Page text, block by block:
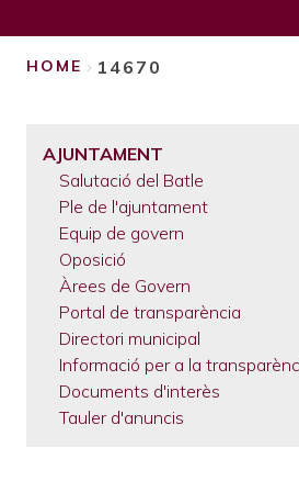
HOME 14670
AJUNTAMENT
Salutació del Batle
Ple de l'ajuntament
Equip de govern
Oposició
Àrees de Govern
Portal de transparència
Directori municipal
Informació per a la
Documents d'interès
Tauler d'anuncis